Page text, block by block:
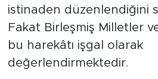
istinaden düzenlendiğini
Fakat Birleşmiş Milletler
bu harekâtı işgal olarak
değerlendirmektedir.